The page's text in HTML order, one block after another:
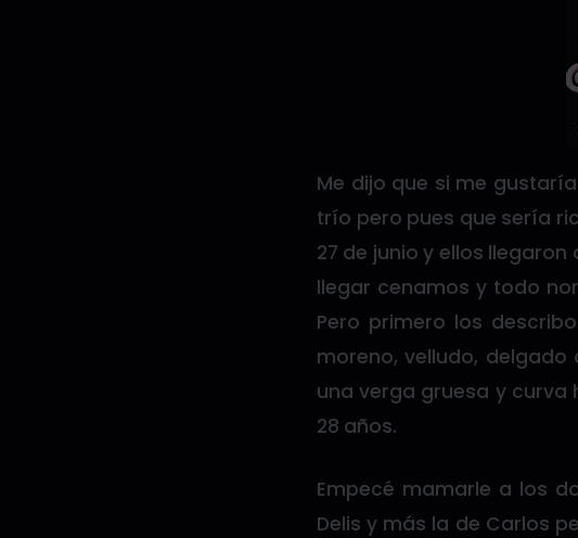
Me dijo que si me
trío pero pues que sería
27 de junio y ellos
llegar cenamos y todo
Pero primero los
moreno, velludo,
una verga gruesa y curva
28 años.
Empecé mamarle a los
Delis y más la de Carlos